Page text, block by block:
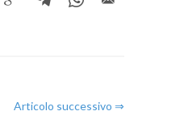
Articolo successivo ⇒